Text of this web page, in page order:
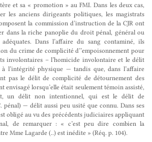
et sa « promotion » au FMI. Dans les deux cas,
les anciens dirigeants politiques, les magistrats
la commission d’instruction de la CJR ont
dans la riche panoplie du droit pénal, général ou
Dans l’affaire du sang contaminé, ils
du crime de complicité d’’empoisonnement pour
involontaires – l’homicide involontaire et le délit
à l’intégrité physique — tandis que, dans l’affaire
pas le délit de complicité de détournement des
envisagé lorsqu’elle était seulement témoin assisté,
un délit non intentionnel, qui est le délit de
pénal) — délit aussi peu usité que connu. Dans ses
obligé au vu des précédents judiciaires appliquant
de remarquer : « c’est peu dire combien la
Mme Lagarde (..) est inédite » (Réq. p. 104).